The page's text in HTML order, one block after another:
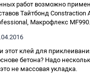
работ возможно
Тайтбонд Constraction
, Макрофлекс MF990.
этот клей для
бетона? Надо
не массовая укладка.